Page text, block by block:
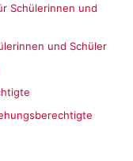
Schülerinnen und
und Schüler